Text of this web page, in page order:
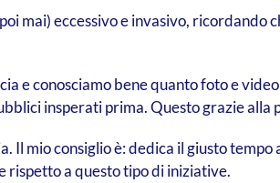
mai) eccessivo e invasivo, ricordando
e conosciamo bene quanto foto e
insperati prima. Questo grazie alla
Il mio consiglio è: dedica il giusto
rispetto a questo tipo di iniziative.